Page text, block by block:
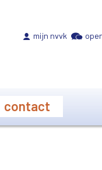
mijn nvvk
contact